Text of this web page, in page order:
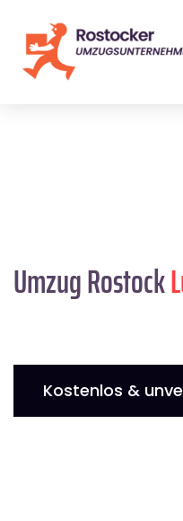
Umzug Rostock
Kostenlos &